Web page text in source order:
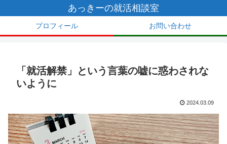
あっきーの就活相談室
プロフィール お問い合わせ
「就活解禁」という言葉の嘘に惑わされな
いように
2024.03.09